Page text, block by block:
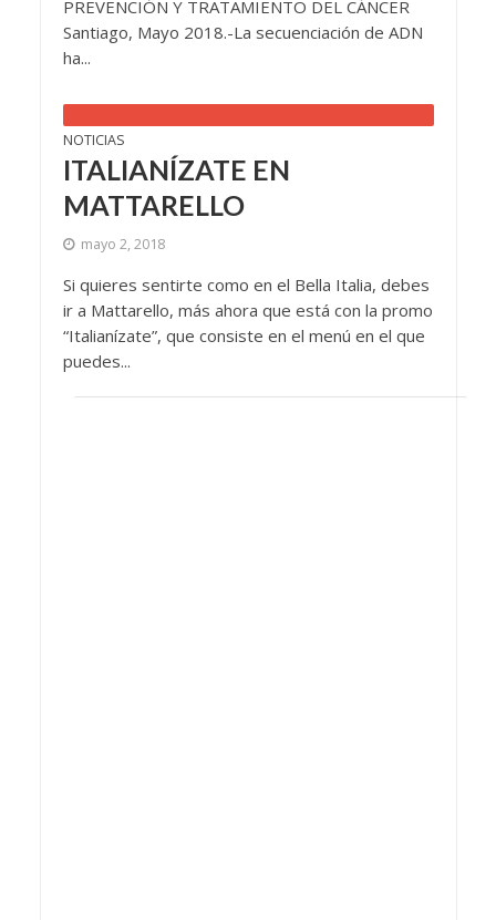
PREVENCIÓN Y TRATAMIENTO DEL CÁNCER
Santiago, Mayo 2018.-La secuenciación de ADN
ha...
NOTICIAS
ITALIANÍZATE EN
MATTARELLO
mayo 2, 2018
Si quieres sentirte como en el Bella Italia, debes
ir a Mattarello, más ahora que está con la promo
“Italianízate”, que consiste en el menú en el que
puedes...